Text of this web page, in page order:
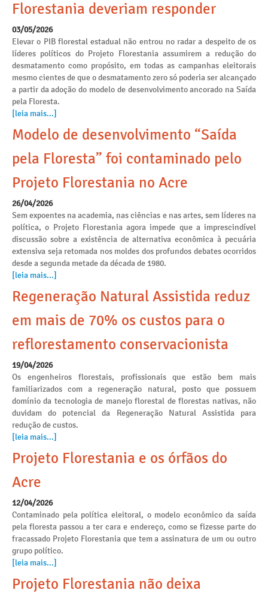
Florestania deveriam responder
03/05/2026
Elevar o PIB florestal estadual não entrou no radar a despeito de os
líderes políticos do Projeto Florestania assumirem a redução do
desmatamento como propósito, em todas as campanhas eleitorais
mesmo cientes de que o desmatamento zero só poderia ser alcançado
a partir da adoção do modelo de desenvolvimento ancorado na Saída
pela Floresta.
[leia mais...]
Modelo de desenvolvimento “Saída
pela Floresta” foi contaminado pelo
Projeto Florestania no Acre
26/04/2026
Sem expoentes na academia, nas ciências e nas artes, sem líderes na
política, o Projeto Florestania agora impede que a imprescindível
discussão sobre a existência de alternativa econômica à pecuária
extensiva seja retomada nos moldes dos profundos debates ocorridos
desde a segunda metade da década de 1980.
[leia mais...]
Regeneração Natural Assistida reduz
em mais de 70% os custos para o
reflorestamento conservacionista
19/04/2026
Os engenheiros florestais, profissionais que estão bem mais
familiarizados com a regeneração natural, posto que possuem
domínio da tecnologia de manejo florestal de florestas nativas, não
duvidam do potencial da Regeneração Natural Assistida para
redução de custos.
[leia mais...]
Projeto Florestania e os órfãos do
Acre
12/04/2026
Contaminado pela política eleitoral, o modelo econômico da saída
pela floresta passou a ter cara e endereço, como se fizesse parte do
fracassado Projeto Florestania que tem a assinatura de um ou outro
grupo político.
[leia mais...]
Projeto Florestania não deixa